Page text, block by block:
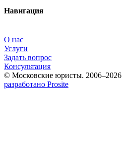
Навигация
О нас
Услуги
Задать вопрос
Консультация
© Московские юристы. 2006–2026
разработано Prosite